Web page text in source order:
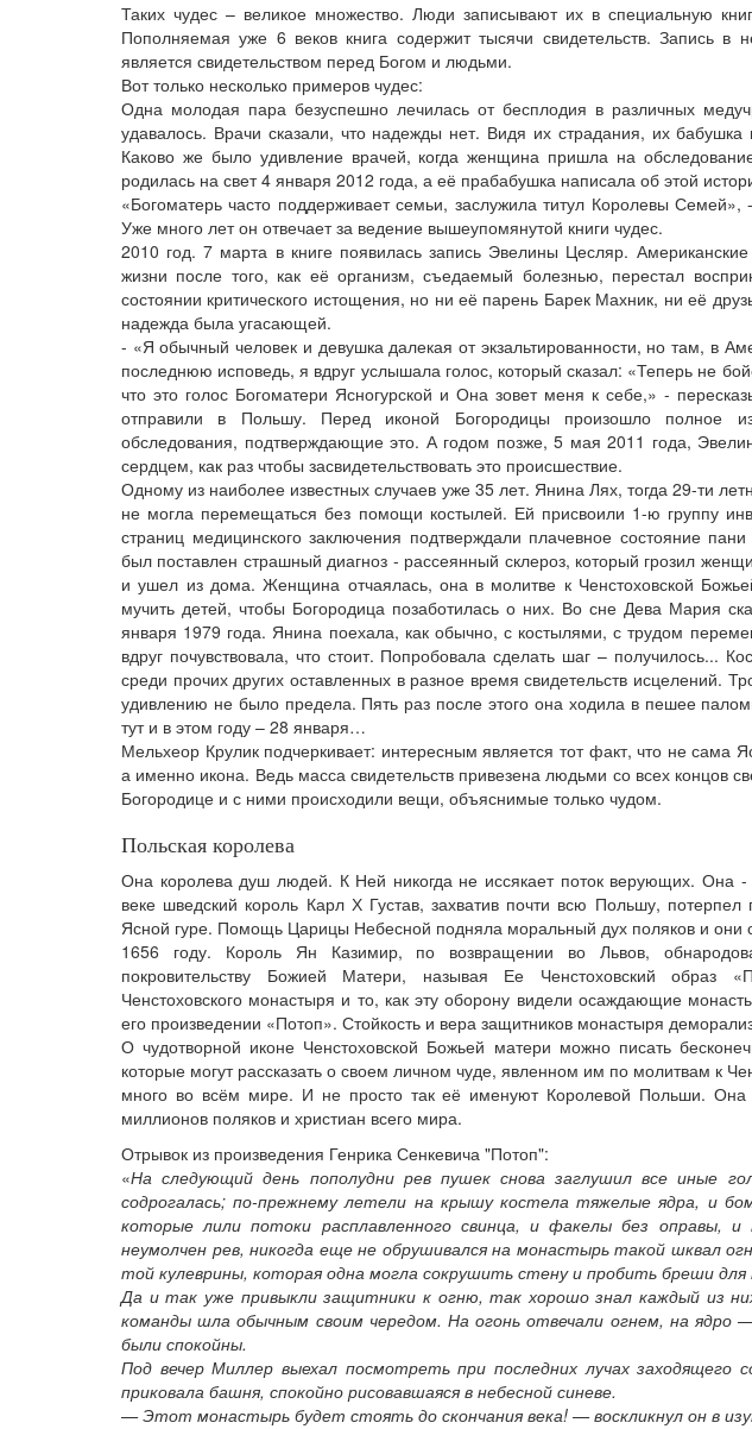
Таких чудес – великое множество. Люди записывают их в специальную
Пополняемая уже 6 веков книга содержит тысячи свидетельств. Запись в
является свидетельством перед Богом и людьми.
Вот только несколько примеров чудес:
Одна молодая пара безуспешно лечилась от бесплодия в различных
удавалось. Врачи сказали, что надежды нет. Видя их страдания, их бабушка
Каково же было удивление врачей, когда женщина пришла на
родилась на свет 4 января 2012 года, а её прабабушка написала об этой
«Богоматерь часто поддерживает семьи, заслужила титул Королевы
Уже много лет он отвечает за ведение вышеупомянутой книги чудес.
2010 год. 7 марта в книге появилась запись Эвелины Цесляр.
жизни после того, как её организм, съедаемый болезнью, перестал
состоянии критического истощения, но ни её парень Барек Махник, ни её
надежда была угасающей.
- «Я обычный человек и девушка далекая от экзальтированности, но там, в
последнюю исповедь, я вдруг услышала голос, который сказал: «Теперь не
что это голос Богоматери Ясногурской и Она зовет меня к себе,» -
отправили в Польшу. Перед иконой Богородицы произошло полное
обследования, подтверждающие это. А годом позже, 5 мая 2011 года,
сердцем, как раз чтобы засвидетельствовать это происшествие.
Одному из наиболее известных случаев уже 35 лет. Янина Лях, тогда 29-ти
не могла перемещаться без помощи костылей. Ей присвоили 1-ю группу
страниц медицинского заключения подтверждали плачевное состояние
был поставлен страшный диагноз - рассеянный склероз, который грозил
и ушел из дома. Женщина отчаялась, она в молитве к Ченстоховской
мучить детей, чтобы Богородица позаботилась о них. Во сне Дева Мария
января 1979 года. Янина поехала, как обычно, с костылями, с трудом
вдруг почувствовала, что стоит. Попробовала сделать шаг – получилось...
среди прочих других оставленных в разное время свидетельств исцелений.
удивлению не было предела. Пять раз после этого она ходила в пешее
тут и в этом году – 28 января…
Мельхеор Крулик подчеркивает: интересным является тот факт, что не сама
а именно икона. Ведь масса свидетельств привезена людьми со всех концов
Богородице и с ними происходили вещи, объяснимые только чудом.
Польская королева
Она королева душ людей. К Ней никогда не иссякает поток верующих. Она
веке шведский король Карл Х Густав, захватив почти всю Польшу,
Ясной гуре. Помощь Царицы Небесной подняла моральный дух поляков и они
1656 году. Король Ян Казимир, по возвращении во Львов,
покровительству Божией Матери, называя Ее Ченстоховский образ
Ченстоховского монастыря и то, как эту оборону видели осаждающие
его произведении «Потоп». Стойкость и вера защитников монастыря
О чудотворной иконе Ченстоховской Божьей матери можно писать
которые могут рассказать о своем личном чуде, явленном им по молитвам к
много во всём мире. И не просто так её именуют Королевой Польши.
миллионов поляков и христиан всего мира.
Отрывок из произведения Генрика Сенкевича "Потоп":
«На следующий день пополудни рев пушек снова заглушил все иные
содрогалась; по-прежнему летели на крышу костела тяжелые ядра, и
которые лили потоки расплавленного свинца, и факелы без
неумолчен рев, никогда еще не обрушивался на монастырь такой шквал
той кулеврины, которая одна могла сокрушить стену и пробить бреши для
Да и так уже привыкли защитники к огню, так хорошо знал каждый из
команды шла обычным своим чередом. На огонь отвечали огнем, на ядро
были спокойны.
Под вечер Миллер выехал посмотреть при последних лучах
приковала башня, спокойно рисовавшаяся в небесной синеве.
— Этот монастырь будет стоять до скончания века! — воскликнул он в